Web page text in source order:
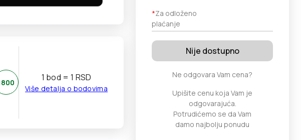
1 bod = 1 RSD
Više detalja o bodovima
*Za odloženo
plaćanje
Nije dostupno
Ne odgovara Vam cena?
Upišite cenu koja Vam je
odgovarajuća.
Potrudićemo se da Vam
damo najbolju ponudu